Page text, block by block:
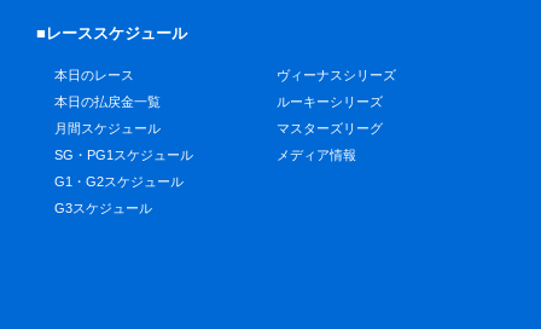
■レーススケジュール
本日のレース
本日の払戻金一覧
月間スケジュール
SG・PG1スケジュール
G1・G2スケジュール
G3スケジュール
ヴィーナスシリーズ
ルーキーシリーズ
マスターズリーグ
メディア情報